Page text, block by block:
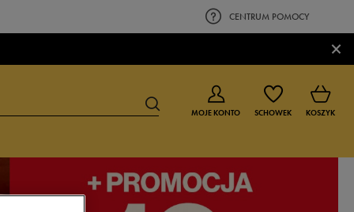
CENTRUM POMOCY
×
BUTY DLA CHŁOPCA BUTY DLA DZIEWCZYNKI
MOJE KONTO SCHOWEK KOSZYK